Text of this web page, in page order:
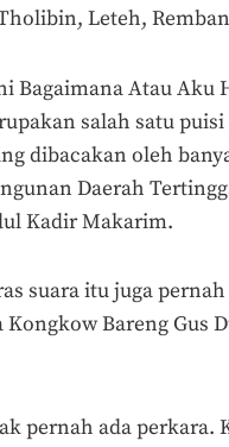
Leteh,
Bagaimana Atau Aku
salah satu
dibacakan oleh
Daerah
Kadir Makarim.
suara itu juga
Bareng Gus
pernah ada